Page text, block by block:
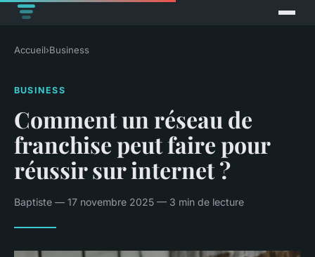
Accueil›Business
BUSINESS
Comment un réseau de
franchise peut faire pour
réussir sur internet ?
Baptiste — 17 novembre 2025 — 3 min de lecture